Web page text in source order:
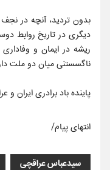
بدون تردید، آنچه در
دیگری در تاریخ روابط
ریشه در ایمان و
ناگسستنی میان دو ملت
پاینده باد برادری ایران و
انتهای پیام/
سیدعباس عراقچی